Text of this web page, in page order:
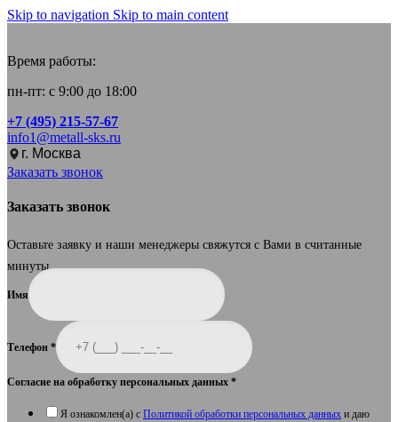
Skip to navigation Skip to main content
Время работы:
пн-пт: с 9:00 до 18:00
+7 (495) 215-57-67
info1@metall-sks.ru
г. Москва
Заказать звонок
Заказать звонок
Оставьте заявку и наши менеджеры свяжутся с Вами в считанные
минуты.
Имя
Телефон *
Согласие на обработку персональных данных *
Я ознакомлен(а) с Политикой обработки персональных данных и даю